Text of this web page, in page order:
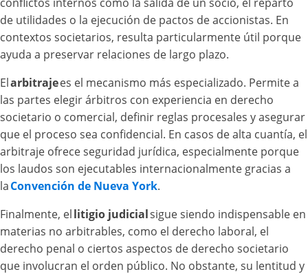
de utilidades o la ejecución de pactos de accionistas. En
contextos societarios, resulta particularmente útil porque
ayuda a preservar relaciones de largo plazo.
Elarbitrajees el mecanismo más especializado. Permite a
las partes elegir árbitros con experiencia en derecho
societario o comercial, definir reglas procesales y asegurar
que el proceso sea confidencial. En casos de alta cuantía, el
arbitraje ofrece seguridad jurídica, especialmente porque
los laudos son ejecutables internacionalmente gracias a
laConvención de Nueva York.
Finalmente, ellitigio judicialsigue siendo indispensable en
materias no arbitrables, como el derecho laboral, el
derecho penal o ciertos aspectos de derecho societario
que involucran el orden público. No obstante, su lentitud y